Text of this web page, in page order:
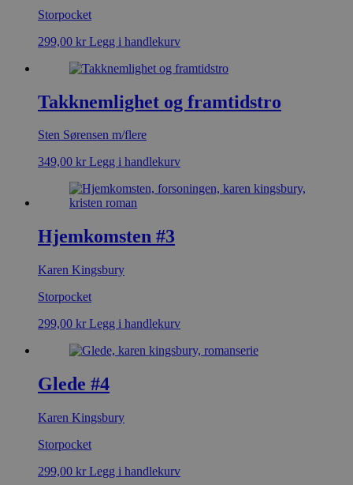
Storpocket
299,00 kr Legg i handlekurv
Takknemlighet og framtidstro
Sten Sørensen m/flere
349,00 kr Legg i handlekurv
Hjemkomsten #3
Karen Kingsbury
Storpocket
299,00 kr Legg i handlekurv
Glede #4
Karen Kingsbury
Storpocket
299,00 kr Legg i handlekurv